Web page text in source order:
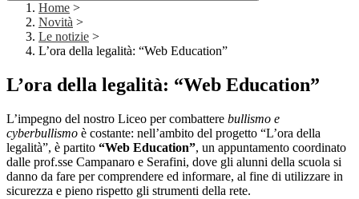
Home >
Novità >
Le notizie >
L’ora della legalità: “Web Education”
L’ora della legalità: “Web Education”
L’impegno del nostro Liceo per combattere bullismo e
cyberbullismo è costante: nell’ambito del progetto “L’ora della
legalità”, è partito “Web Education”, un appuntamento coordinato
dalle prof.sse Campanaro e Serafini, dove gli alunni della scuola si
danno da fare per comprendere ed informare, al fine di utilizzare in
sicurezza e pieno rispetto gli strumenti della rete.